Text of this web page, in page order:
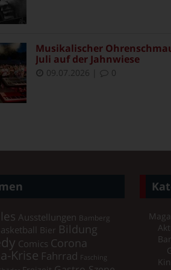
Musikalischer
Juli auf der Jahnwiese
09.07.2026 0
Ausstellungen Bamberg
Bier Bildung
Comics Corona
Krise Fahrrad Fasching